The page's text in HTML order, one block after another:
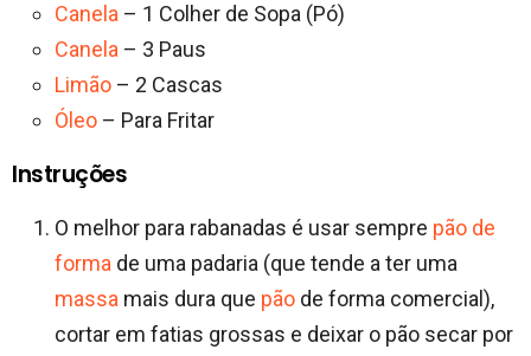
Canela – 1 Colher de Sopa (Pó)
Canela – 3 Paus
Limão – 2 Cascas
Óleo – Para Fritar
Instruções
O melhor para rabanadas é usar sempre pão de
forma de uma padaria (que tende a ter uma
massa mais dura que pão de forma comercial),
cortar em fatias grossas e deixar o pão secar por